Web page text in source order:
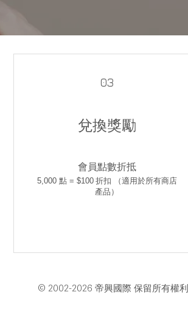
03
兌換獎勵
會員點數折抵
5,000 點 = $100 折扣 （適用於所有商店
產品）
© 2002-2026 帝興國際 保留所有權利